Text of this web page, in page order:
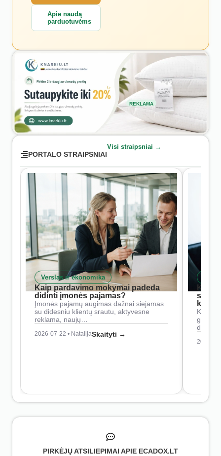
Apie naudą
parduotuvėms
REKLAMA
PORTALO STRAIPSNIAI
Visi straipsniai →
Verslas ir ekonomika
Kaip pardavimo mokymai padeda
didinti įmonės pajamas?
Įmonės pajamų augimas dažnai siejamas
su didesniu klientų srautu, aktyvesne
reklama, naujų…
2026-07-22 • NatalijaSkaityti →
Kaip
2026-
PIRKĖJŲ ATSILIEPIMAI APIE ECADOX.LT